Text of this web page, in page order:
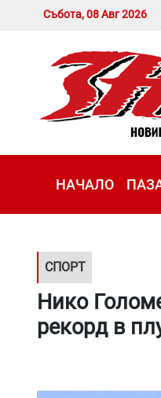
Събота, 08 Авг 2026
НАЧАЛО
СПОРТ
Нико
рекорд в